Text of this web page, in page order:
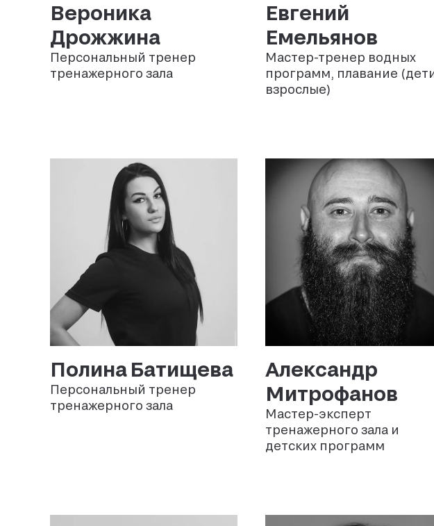
Вероника
Дрожжина
Персональный тренер
тренажерного зала
Евгений
Емельянов
Мастер-тренер водных
программ, плавание
взрослые)
Полина Батищева
Персональный тренер
тренажерного зала
Александр
Митрофанов
Мастер-эксперт
тренажерного зала и
детских программ